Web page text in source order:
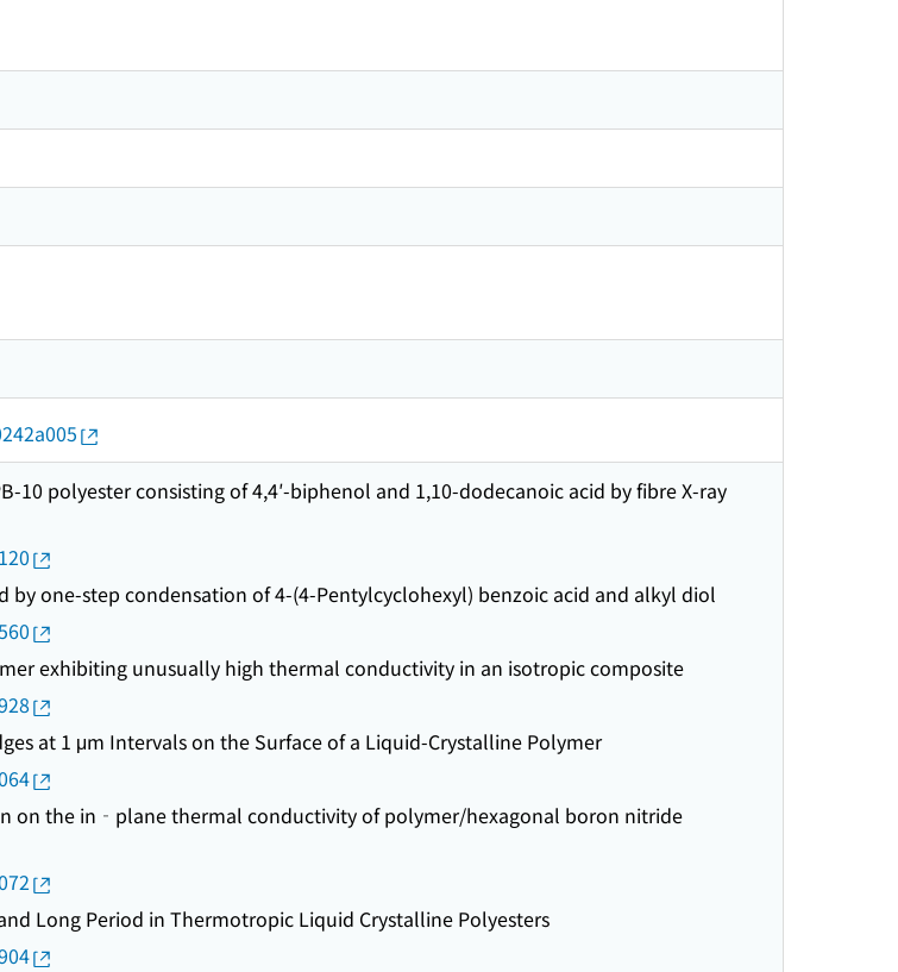
10 polyester consisting of 4,4′-biphenol and 1,10-dodecanoic acid by fibre X-ray
one-step condensation of 4-(4-Pentylcyclohexyl) benzoic acid and alkyl diol
exhibiting unusually high thermal conductivity in an isotropic composite
at 1 μm Intervals on the Surface of a Liquid-Crystalline Polymer
on the in‐plane thermal conductivity of polymer/hexagonal boron nitride
Long Period in Thermotropic Liquid Crystalline Polyesters